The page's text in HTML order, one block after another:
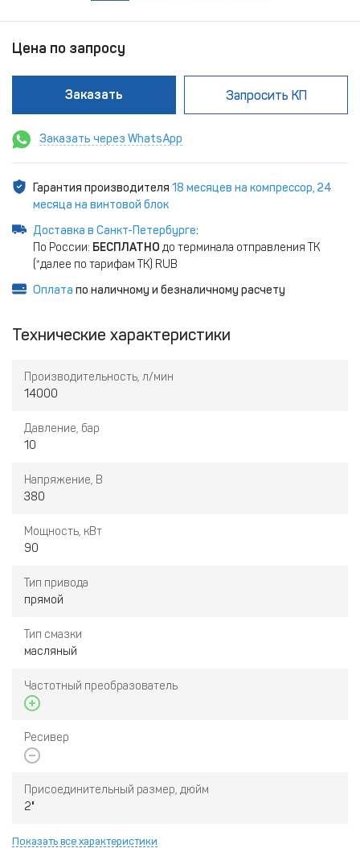
Цена по запросу
Заказать Запросить КП
Заказать через WhatsApp
Гарантия производителя 18 месяцев на компрессор, 24
месяца на винтовой блок
Доставка в Санкт-Петербурге:
По России: БЕСПЛАТНО до терминала отправления ТК
(*далее по тарифам ТК) RUB
Оплата по наличному и безналичному расчету
Технические характеристики
Производительность, л/мин
14000
Давление, бар
10
Напряжение, В
380
Мощность, кВт
90
Тип привода
прямой
Тип смазки
масляный
Частотный преобразователь
Ресивер
Присоединительный размер, дюйм
2"
Показать все характеристики